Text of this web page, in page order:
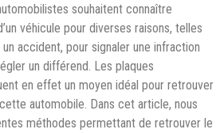
souhaitent connaître
véhicule pour diverses raisons, telles
accident, pour signaler une infraction
un différend. Les plaques
en effet un moyen idéal pour retrouver
automobile. Dans cet article, nous
méthodes permettant de retrouver le